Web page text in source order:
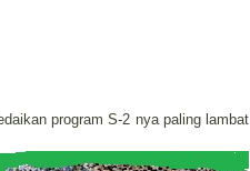
program S-2 nya paling lambat